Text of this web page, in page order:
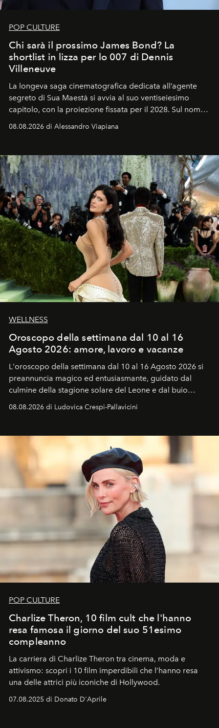
POP CULTURE
Chi sarà il prossimo James Bond? La
shortlist in lizza per lo 007 di Dennis
Villeneuve
La longeva saga cinematografica dedicata all’agente
segreto di Sua Maestà si avvia al suo ventiseiesimo
capitolo, con la proiezione fissata per il 2028. Sul nome
Craig, però, regna ancora il più assoluto riserbo.
08.08.2026 di Alessandro Viapiana
WELLNESS
Oroscopo della settimana dal 10 al 16
Agosto 2026: amore, lavoro e vacanze
L'oroscopo della settimana dal 10 al 16 Agosto 2026 si
preannuncia magico ed entusiasmante, guidato dal
culmine della stagione solare del Leone e dal buio
ideale per la notte delle Perseidi.
08.08.2026 di Ludovica Crespi-Pallavicini
POP CULTURE
Charlize Theron, 10 film cult che l'hanno
resa famosa il giorno del suo 51esimo
compleanno
La carriera di Charlize Theron tra cinema, moda e
attivismo: scopri i 10 film imperdibili che l’hanno resa
una delle attrici più iconiche di Hollywood.
07.08.2025 di Donato D'Aprile